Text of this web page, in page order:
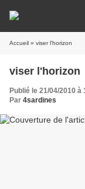
Accueil » viser l'horizon
viser l'horizon
Publié le 21/04/2010 à
Par 4sardines